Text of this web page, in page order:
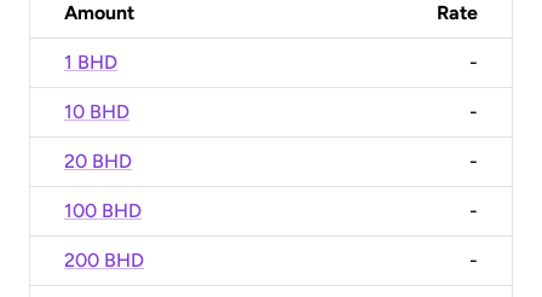
Amount Rate
1 BHD -
10 BHD -
20 BHD -
100 BHD -
200 BHD -